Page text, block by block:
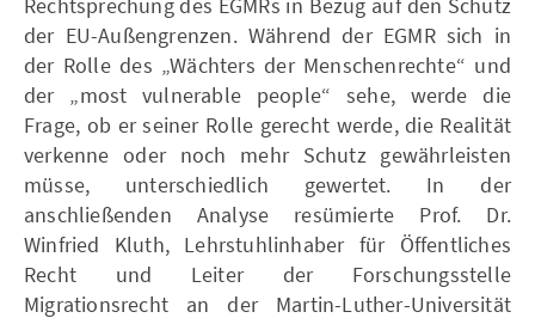
der EU-Außengrenzen. Während der EGMR sich in
der Rolle des „Wächters der Menschenrechte“ und
der „most vulnerable people“ sehe, werde die
Frage, ob er seiner Rolle gerecht werde, die Realität
verkenne oder noch mehr Schutz gewährleisten
müsse, unterschiedlich gewertet. In der
anschließenden Analyse resümierte Prof. Dr.
Winfried Kluth, Lehrstuhlinhaber für Öffentliches
Recht und Leiter der Forschungsstelle
Migrationsrecht an der Martin-Luther-Universität